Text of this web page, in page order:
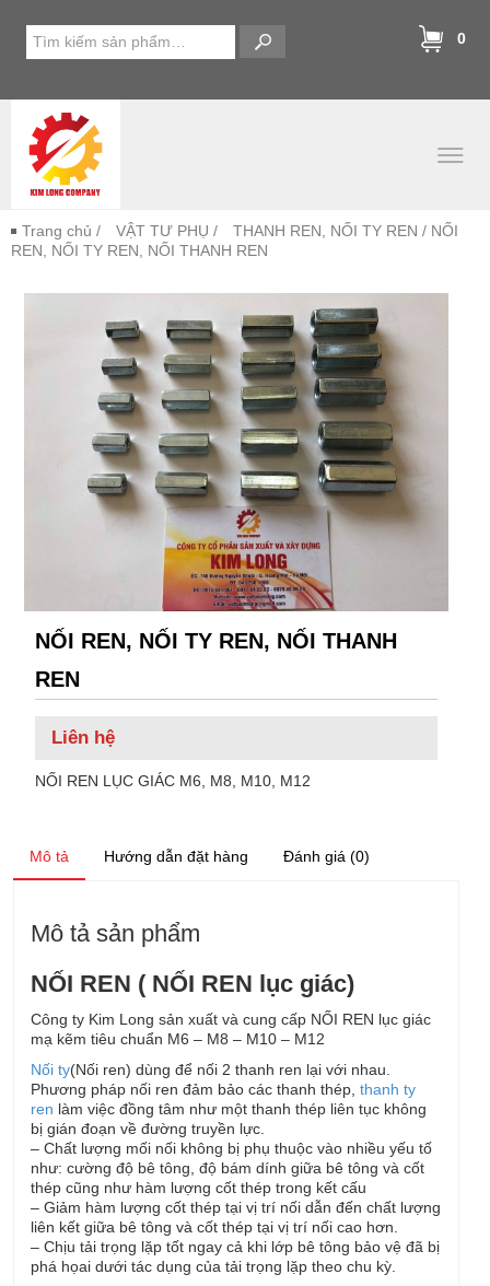
0
Trang chủ / VẬT TƯ PHỤ / THANH REN, NỐI TY REN / NỐI
REN, NỐI TY REN, NỐI THANH REN
NỐI REN, NỐI TY REN, NỐI THANH
REN
Liên hệ
NỐI REN LỤC GIÁC M6, M8, M10, M12
Mô tả Hướng dẫn đặt hàng Đánh giá (0)
Mô tả sản phẩm
NỐI REN ( NỐI REN lục giác)
Công ty Kim Long sản xuất và cung cấp NỐI REN lục giác
mạ kẽm tiêu chuẩn M6 – M8 – M10 – M12
Nối ty(Nối ren) dùng để nối 2 thanh ren lại với nhau.
Phương pháp nối ren đảm bảo các thanh thép, thanh ty
ren làm việc đồng tâm như một thanh thép liên tục không
bị gián đoạn về đường truyền lực.
– Chất lượng mối nối không bị phụ thuộc vào nhiều yếu tố
như: cường độ bê tông, độ bám dính giữa bê tông và cốt
thép cũng như hàm lượng cốt thép trong kết cấu
– Giảm hàm lượng cốt thép tại vị trí nối dẫn đến chất lượng
liên kết giữa bê tông và cốt thép tại vị trí nối cao hơn.
– Chịu tải trọng lặp tốt ngay cả khi lớp bê tông bảo vệ đã bị
phá họai dưới tác dụng của tải trọng lặp theo chu kỳ.